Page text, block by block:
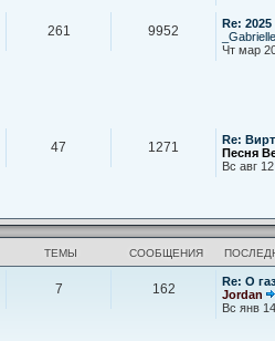
261 9952
Re:
Чт мар
47 1271
Re:
Песня
Вс авг
ТЕМЫ СООБЩЕНИЯ
7 162
Re: О
Jordan
Вс янв